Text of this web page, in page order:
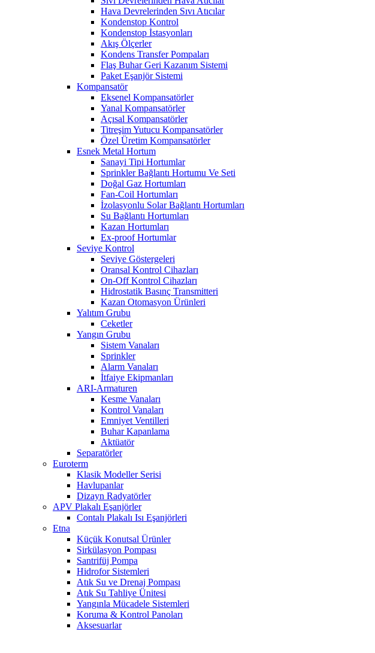
Hava Devrelerinden Sıvı Atıcılar
Kondenstop Kontrol
Kondenstop İstasyonları
Akış Ölçerler
Kondens Transfer Pompaları
Flaş Buhar Geri Kazanım Sistemi
Paket Eşanjör Sistemi
Kompansatör
Eksenel Kompansatörler
Yanal Kompansatörler
Açısal Kompansatörler
Titreşim Yutucu Kompansatörler
Özel Üretim Kompansatörler
Esnek Metal Hortum
Sanayi Tipi Hortumlar
Sprinkler Bağlantı Hortumu Ve Seti
Doğal Gaz Hortumları
Fan-Coil Hortumları
İzolasyonlu Solar Bağlantı Hortumları
Su Bağlantı Hortumları
Kazan Hortumları
Ex-proof Hortumlar
Seviye Kontrol
Seviye Göstergeleri
Oransal Kontrol Cihazları
On-Off Kontrol Cihazları
Hidrostatik Basınç Transmitteri
Kazan Otomasyon Ürünleri
Yalıtım Grubu
Ceketler
Yangın Grubu
Sistem Vanaları
Sprinkler
Alarm Vanaları
İtfaiye Ekipmanları
ARI-Armaturen
Kesme Vanaları
Kontrol Vanaları
Emniyet Ventilleri
Buhar Kapanlama
Aktüatör
Separatörler
Euroterm
Klasik Modeller Serisi
Havlupanlar
Dizayn Radyatörler
APV Plakalı Eşanjörler
Contalı Plakalı Isı Eşanjörleri
Etna
Küçük Konutsal Ürünler
Sirkülasyon Pompası
Santrifüj Pompa
Hidrofor Sistemleri
Atık Su ve Drenaj Pompası
Atık Su Tahliye Ünitesi
Yangınla Mücadele Sistemleri
Koruma & Kontrol Panoları
Aksesuarlar